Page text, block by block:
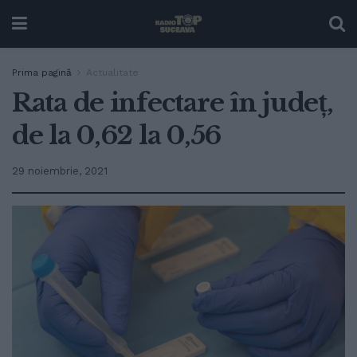
Prima pagină Actualitate
Rata de infectare în județ,
de la 0,62 la 0,56
29 noiembrie, 2021